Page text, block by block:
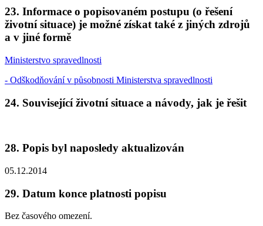
23. Informace o popisovaném postupu (o řešení
životní situace) je možné získat také z jiných zdrojů
a v jiné formě
Ministerstvo spravedlnosti
- Odškodňování v působnosti Ministerstva spravedlnosti
24. Související životní situace a návody, jak je řešit
28. Popis byl naposledy aktualizován
05.12.2014
29. Datum konce platnosti popisu
Bez časového omezení.